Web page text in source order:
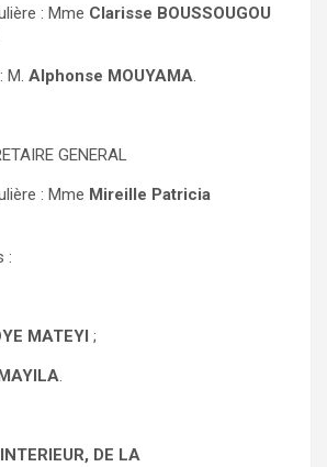
: Mme Clarisse BOUSSOUGOU
M. Alphonse MOUYAMA.
GENERAL
: Mme Mireille Patricia
:
MATEYI ;
.
DE LA